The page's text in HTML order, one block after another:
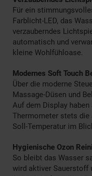
Für ein
Farblicht-LED, das
verzauberndes
automatisch und
kleine Wohlfühloase.
Modernes Soft Touch
Über die moderne
Massage-Düsen und
Auf dem Display
Thermometer stets die
Soll-Temperatur im
Hygienische Ozon
So bleibt das Wasser
wird aktiver Sauerstoff